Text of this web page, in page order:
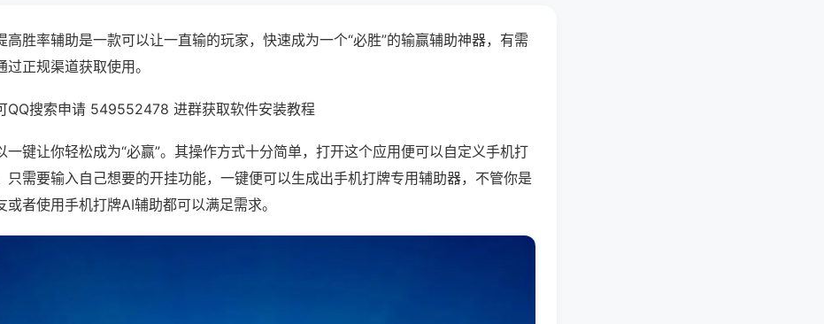
高胜率辅助是一款可以让一直输的玩家，快速成为一个“必胜”的输赢辅助神器，有需
正规渠道获取使用。
QQ搜索申请 549552478 进群获取软件安装教程
一键让你轻松成为“必赢”。其操作方式十分简单，打开这个应用便可以自定义手机打
只需要输入自己想要的开挂功能，一键便可以生成出手机打牌专用辅助器，不管你是
或者使用手机打牌AI辅助都可以满足需求。